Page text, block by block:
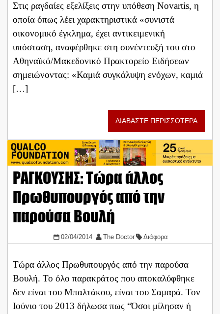
Στις ραγδαίες εξελίξεις στην υπόθεση Novartis, η
οποία όπως λέει χαρακτηριστικά «συνιστά
οικονομικό έγκλημα, έχει αντικειμενική
υπόσταση, αναφέρθηκε στη συνέντευξή του στο
Αθηναϊκό/Μακεδονικό Πρακτορείο Ειδήσεων
σημειώνοντας: «Καμιά συγκάλυψη ενόχων, καμιά
[…]
ΔΙΑΒΑΣΤΕ ΠΕΡΙΣΣΟΤΕΡΑ
ΡΑΓΚΟΥΣΗΣ: Τώρα άλλος
Πρωθυπουργός από την
παρούσα Βουλή
02/04/2014 The Doctor Διάφορα
Τώρα άλλος Πρωθυπουργός από την παρούσα
Βουλή. Το όλο παρακράτος που αποκαλύφθηκε
δεν είναι του Μπαλτάκου, είναι του Σαμαρά. Τον
Ιούνιο του 2013 δήλωσα πως “Όσοι μίλησαν ή